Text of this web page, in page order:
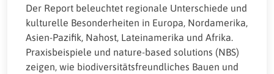
Der Report beleuchtet regionale Unterschiede und
kulturelle Besonderheiten in Europa, Nordamerika,
Asien-Pazifik, Nahost, Lateinamerika und Afrika.
Praxisbeispiele und nature-based solutions (NBS)
zeigen, wie biodiversitätsfreundliches Bauen und